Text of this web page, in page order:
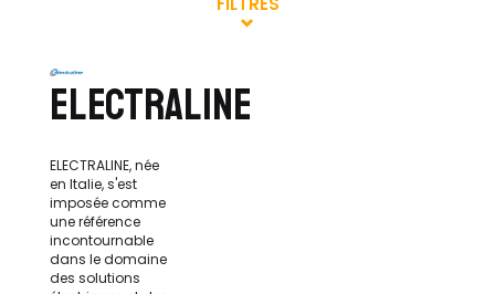
ELECTRALINE
ELECTRALINE, née
en Italie, s'est
imposée comme
une référence
incontournable
dans le domaine
des solutions